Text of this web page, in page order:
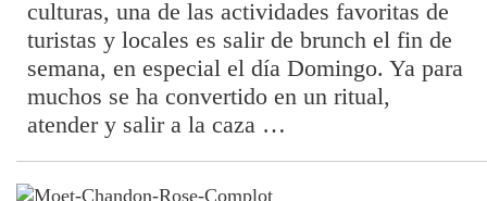
culturas, una de las actividades favoritas de
turistas y locales es salir de brunch el fin de
semana, en especial el día Domingo. Ya para
muchos se ha convertido en un ritual,
atender y salir a la caza …